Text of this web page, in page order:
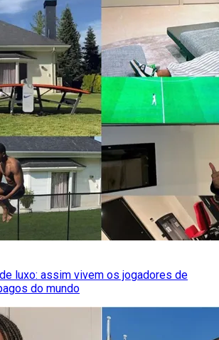
luxo: assim vivem os jogadores de
do mundo